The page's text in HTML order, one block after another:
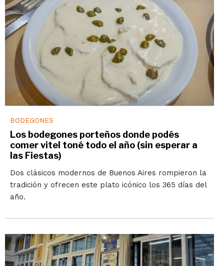
BODEGONES
Los bodegones porteños donde podés
comer vitel toné todo el año (sin esperar a
las Fiestas)
Dos clásicos modernos de Buenos Aires rompieron la
tradición y ofrecen este plato icónico los 365 días del
año.